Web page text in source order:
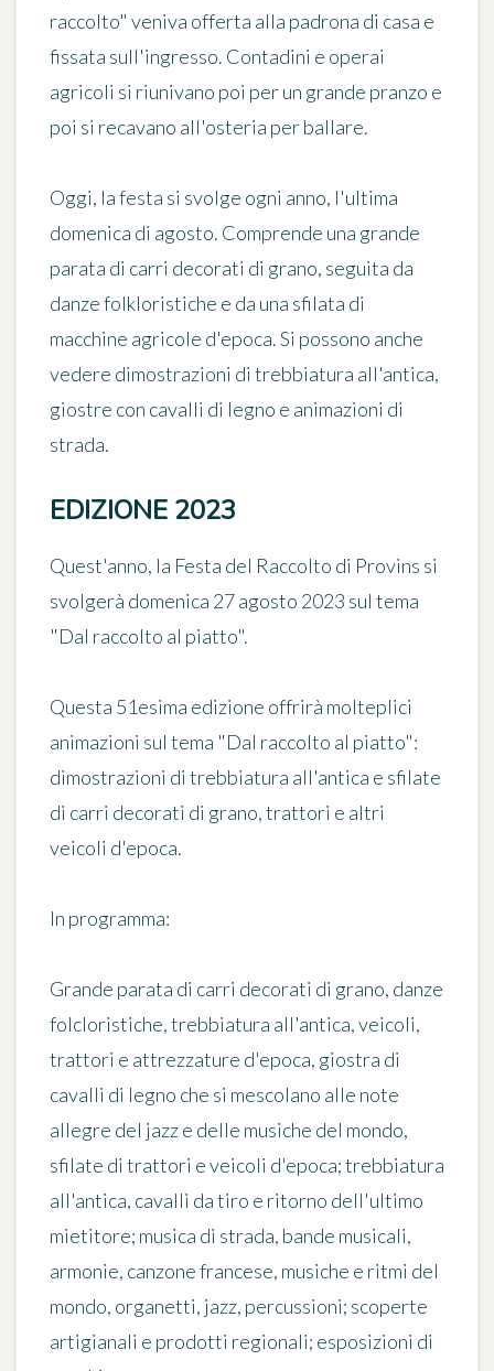
raccolto" veniva offerta alla padrona di casa e
fissata sull'ingresso. Contadini e operai
agricoli si riunivano poi per un grande pranzo e
poi si recavano all'osteria per ballare.
Oggi, la festa si svolge ogni anno, l'ultima
domenica di agosto. Comprende una grande
parata di carri decorati di grano, seguita da
danze folkloristiche e da una sfilata di
macchine agricole d'epoca. Si possono anche
vedere dimostrazioni di trebbiatura all'antica,
giostre con cavalli di legno e animazioni di
strada.
EDIZIONE 2023
Quest'anno, la Festa del Raccolto di Provins si
svolgerà domenica 27 agosto 2023 sul tema
"Dal raccolto al piatto".
Questa 51esima edizione offrirà molteplici
animazioni sul tema "Dal raccolto al piatto":
dimostrazioni di trebbiatura all'antica e sfilate
di carri decorati di grano, trattori e altri
veicoli d'epoca.
In programma:
Grande parata di carri decorati di grano, danze
folcloristiche, trebbiatura all'antica, veicoli,
trattori e attrezzature d'epoca, giostra di
cavalli di legno che si mescolano alle note
allegre del jazz e delle musiche del mondo,
sfilate di trattori e veicoli d'epoca; trebbiatura
all'antica, cavalli da tiro e ritorno dell'ultimo
mietitore; musica di strada, bande musicali,
armonie, canzone francese, musiche e ritmi del
mondo, organetti, jazz, percussioni; scoperte
artigianali e prodotti regionali; esposizioni di